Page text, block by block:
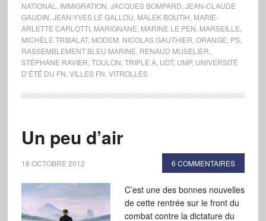
NATIONAL
IMMIGRATION JACQUES BOMPARD JEAN-CLAUDE
GAUDIN JEAN-YVES LE GALLOU MALEK BOUTIH MARIE-
ARLETTE CARLOTTI, MARIGNANE MARINE LE PEN MARSEILLE
MICHÈLE TRIBALAT, MODEM NICOLAS GAUTHIER ORANGE PS,
RASSEMBLEMENT BLEU MARINE RENAUD MUSELIER
STÉPHANE RAVIER TOULON TRIPLE A, UDT, UMP, UNIVERSITÉ
D’ÉTÉ DU FN VILLES FN VITROLLES
Un peu d’air
18 OCTOBRE 2012 6 COMMENTAIRES
C’est une des bonnes nouvelles
de cette rentrée sur le front du
combat contre la dictature du